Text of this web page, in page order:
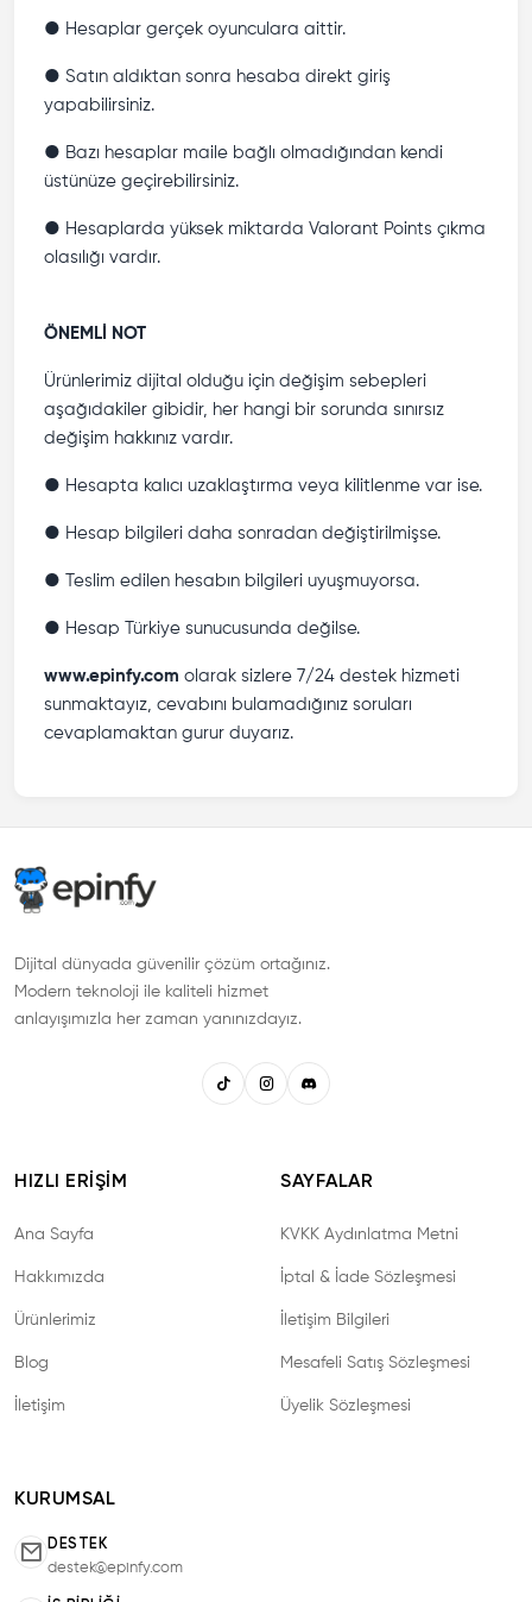
● Hesaplar gerçek oyunculara aittir.
● Satın aldıktan sonra hesaba direkt giriş
yapabilirsiniz.
● Bazı hesaplar maile bağlı olmadığından kendi
üstünüze geçirebilirsiniz.
● Hesaplarda yüksek miktarda Valorant Points çıkma
olasılığı vardır.
ÖNEMLİ NOT
Ürünlerimiz dijital olduğu için değişim sebepleri
aşağıdakiler gibidir, her hangi bir sorunda sınırsız
değişim hakkınız vardır.
● Hesapta kalıcı uzaklaştırma veya kilitlenme var ise.
● Hesap bilgileri daha sonradan değiştirilmişse.
● Teslim edilen hesabın bilgileri uyuşmuyorsa.
● Hesap Türkiye sunucusunda değilse.
www.epinfy.com olarak sizlere 7/24 destek hizmeti
sunmaktayız, cevabını bulamadığınız soruları
cevaplamaktan gurur duyarız.
Dijital dünyada güvenilir çözüm ortağınız.
Modern teknoloji ile kaliteli hizmet
anlayışımızla her zaman yanınızdayız.
HIZLI ERIŞIM
Ana Sayfa
Hakkımızda
Ürünlerimiz
Blog
İletişim
SAYFALAR
KVKK Aydınlatma Metni
İptal & İade Sözleşmesi
İletişim Bilgileri
Mesafeli Satış Sözleşmesi
Üyelik Sözleşmesi
KURUMSAL
DESTEK
destek@epinfy.com